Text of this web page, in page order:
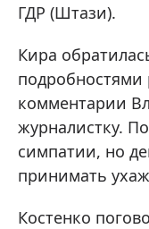
ГДР (Штази).
Кира
подробностями
комментарии
журналистку.
симпатии, но
принимать
Костенко